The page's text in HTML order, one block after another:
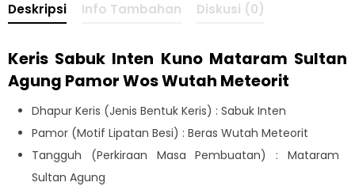
Deskripsi Info Tambahan Diskusi (0)
Keris Sabuk Inten Kuno Mataram Sultan
Agung Pamor Wos Wutah Meteorit
Dhapur Keris (Jenis Bentuk Keris) : Sabuk Inten
Pamor (Motif Lipatan Besi) : Beras Wutah Meteorit
Tangguh (Perkiraan Masa Pembuatan) : Mataram
Sultan Agung